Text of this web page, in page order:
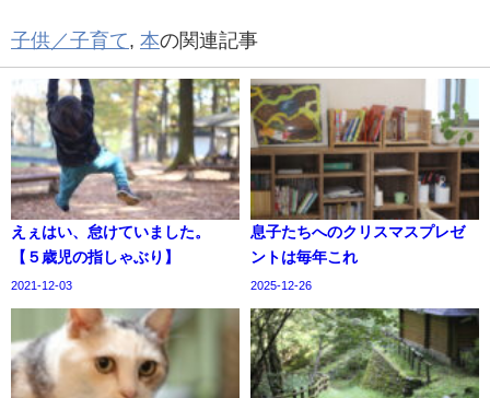
子供／子育て 本の関連記事
えぇはい、怠けていました。
【５歳児の指しゃぶり】
2021-12-03
息子たちへのクリスマスプレゼ
ントは毎年これ
2025-12-26